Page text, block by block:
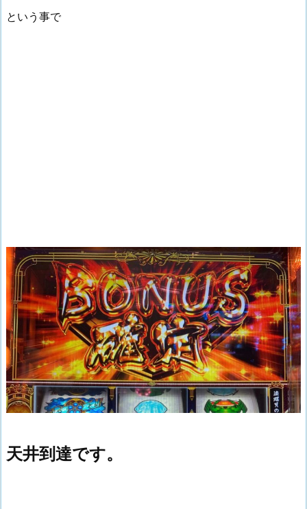
という事で
天井到達です。